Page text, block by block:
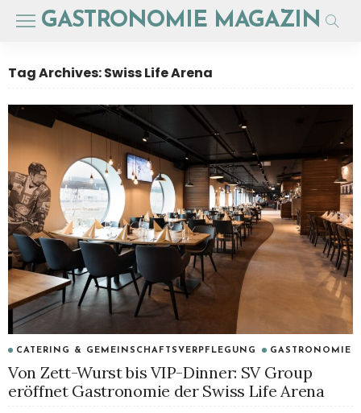
GASTRONOMIE MAGAZIN
Tag Archives: Swiss Life Arena
CATERING & GEMEINSCHAFTSVERPFLEGUNG GASTRONOMIE
Von Zett-Wurst bis VIP-Dinner: SV Group
eröffnet Gastronomie der Swiss Life Arena